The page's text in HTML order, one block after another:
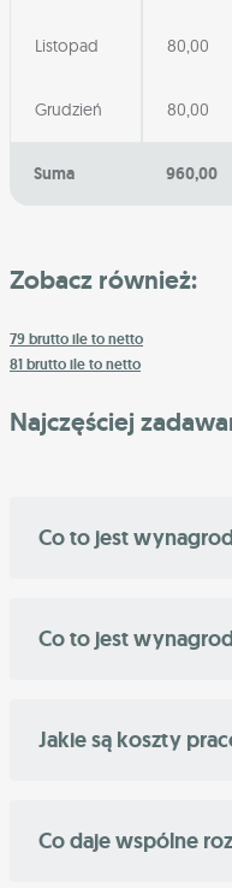
Listopad 80,00
Grudzień 80,00
Suma 960,00
Zobacz również:
79 brutto ile to netto
81 brutto ile to netto
Najczęściej
Co to jest
Co to jest
Jakie są koszty
Co daje wspólne